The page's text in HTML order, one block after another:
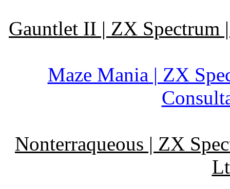
Gauntlet II | ZX Spectrum
Maze Mania | ZX
Nonterraqueous | ZX